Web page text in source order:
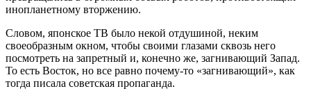
инопланетному вторжению.
Словом, японское ТВ было некой отдушиной, неким
своеобразным окном, чтобы своими глазами сквозь него
посмотреть на запретный и, конечно же, загнивающий Запад.
То есть Восток, но все равно почему-то «загнивающий», как
тогда писала советская пропаганда.